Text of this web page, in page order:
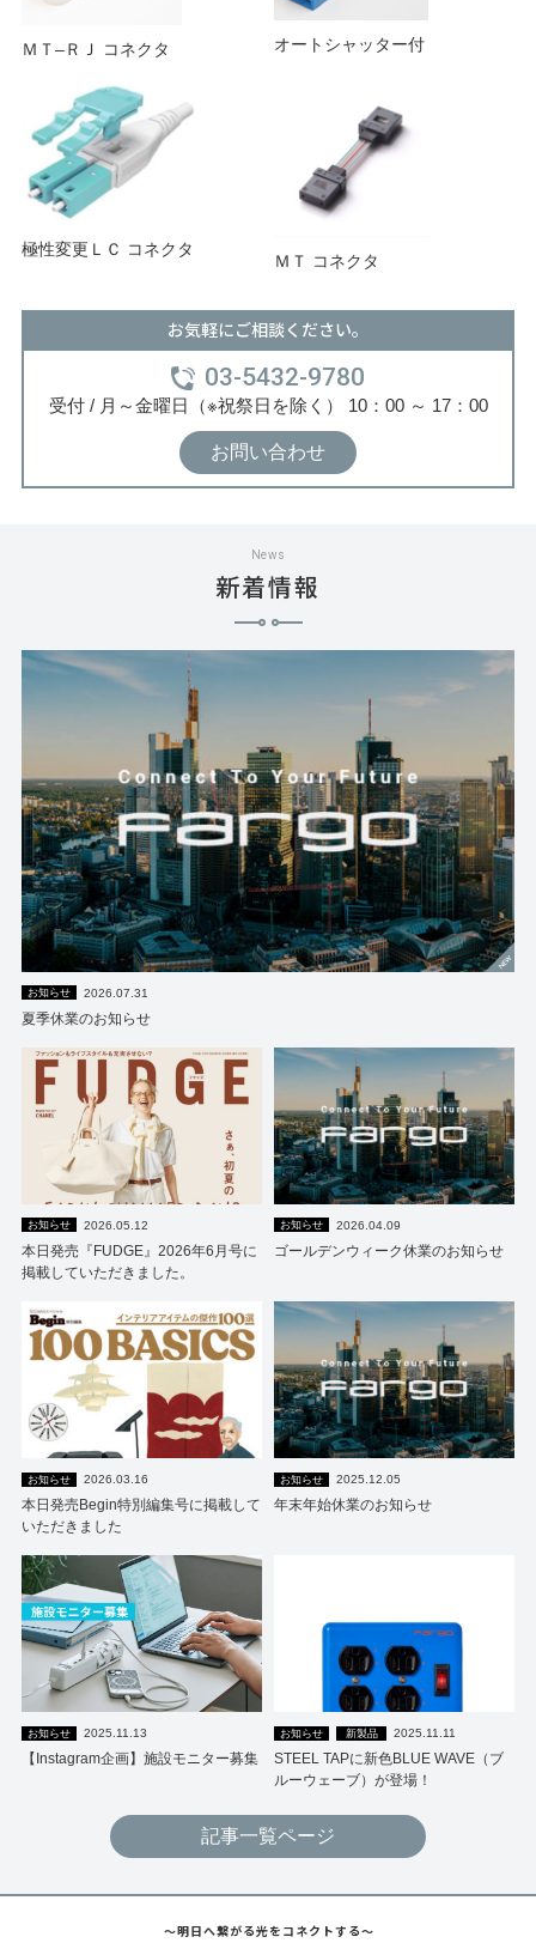
光アッテネータ
光変換アダプタ
光アダプタ
プライバシーポリシー
月～金曜日（※祝祭日を除く）
10：00～17：00
閉じる
ＭＴ–ＲＪ コネクタ オートシャッター付
極性変更ＬＣ コネクタ
ＭＴ コネクタ
お気軽にご相談ください。
03-5432-9780
受付 / 月～金曜日（※祝祭日を除く） 10：00 ～ 17：00
お問い合わせ
News
新着情報
お知らせ 2026.07.31
夏季休業のお知らせ
お知らせ 2026.05.12
本日発売『FUDGE』2026年6月号に
掲載していただきました。
お知らせ 2026.04.09
ゴールデンウィーク休業のお知らせ
お知らせ 2026.03.16
本日発売Begin特別編集号に掲載して
いただきました
お知らせ 2025.12.05
年末年始休業のお知らせ
お知らせ 2025.11.13
【Instagram企画】施設モニター募集
お知らせ 新製品 2025.11.11
STEEL TAPに新色BLUE WAVE（ブ
ルーウェーブ）が登場！
記事一覧ページ
～明日へ繋がる光をコネクトする～